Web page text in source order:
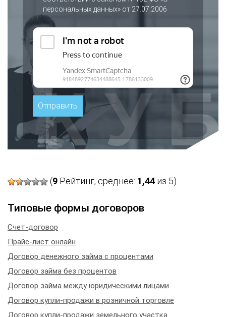
персональных данных» от 27.07.2006
(9 Рейтинг, среднее: 1,44 из 5)
Типовые формы договоров
Счет-договор
Прайс-лист онлайн
Договор денежного займа с процентами
Договор займа без процентов
Договор займа между юридическими лицами
Договор купли-продажи в розничной торговле
Договор купли-продажи земельного участка